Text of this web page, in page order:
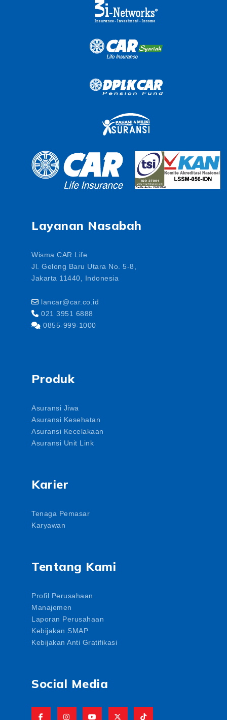
Layanan Nasabah
Wisma CAR Life
Jl. Gelong Baru Utara No. 5-8,
Jakarta 11440, Indonesia
lancar@car.co.id
021 3951 6888
0855-999-1000
Produk
Asuransi Jiwa
Asuransi Kesehatan
Asuransi Kecelakaan
Asuransi Unit Link
Karier
Tenaga Pemasar
Karyawan
Tentang Kami
Profil Perusahaan
Manajemen
Laporan Perusahaan
Kebijakan SMAP
Kebijakan Anti Gratifikasi
Social Media